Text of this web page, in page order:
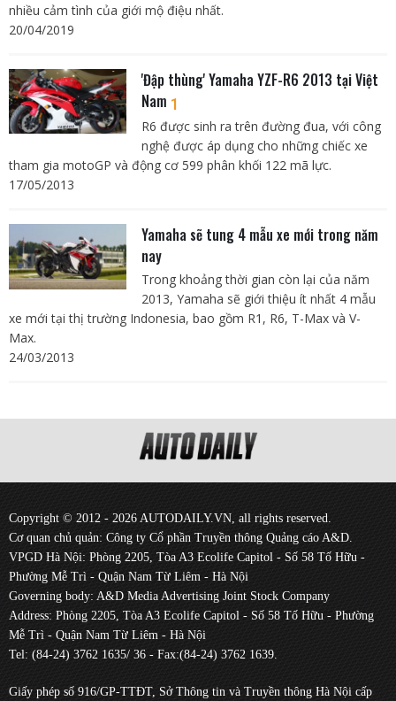
nhiều cảm tình của giới mộ điệu nhất.
20/04/2019
'Đập thùng' Yamaha YZF-R6 2013 tại Việt
Nam 1
R6 được sinh ra trên đường đua, với công
nghệ được áp dụng cho những chiếc xe
tham gia motoGP và động cơ 599 phân khối 122 mã lực.
17/05/2013
Yamaha sẽ tung 4 mẫu xe mới trong năm
nay
Trong khoảng thời gian còn lại của năm
2013, Yamaha sẽ giới thiệu ít nhất 4 mẫu
xe mới tại thị trường Indonesia, bao gồm R1, R6, T-Max và V-
Max.
24/03/2013
Copyright © 2012 - 2026 AUTODAILY.VN, all rights reserved.
Cơ quan chủ quản: Công ty Cổ phần Truyền thông Quảng cáo A&D.
VPGD Hà Nội: Phòng 2205, Tòa A3 Ecolife Capitol - Số 58 Tố Hữu -
Phường Mễ Trì - Quận Nam Từ Liêm - Hà Nội
Governing body: A&D Media Advertising Joint Stock Company
Address: Phòng 2205, Tòa A3 Ecolife Capitol - Số 58 Tố Hữu - Phường
Mễ Trì - Quận Nam Từ Liêm - Hà Nội
Tel: (84-24) 3762 1635/ 36 - Fax:(84-24) 3762 1639.
Giấy phép số 916/GP-TTĐT, Sở Thông tin và Truyền thông Hà Nội cấp